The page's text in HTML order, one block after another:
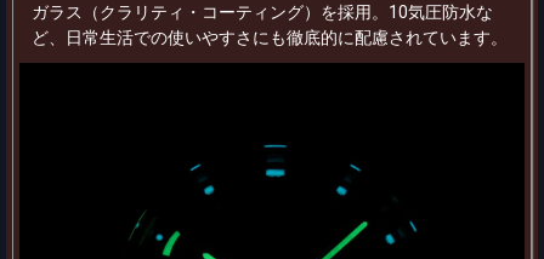
ガラス（クラリティ・コーティング）を採用。10気圧防水な
ど、日常生活での使いやすさにも徹底的に配慮されています。